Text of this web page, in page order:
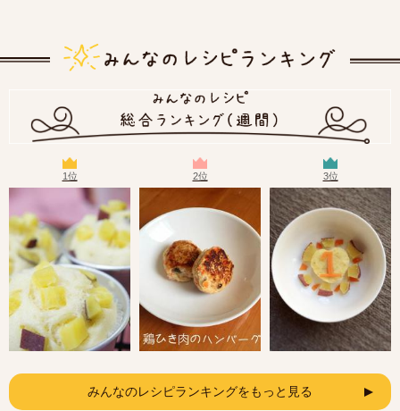
1位 2位 3位
みんなのレシピランキングをもっと見る